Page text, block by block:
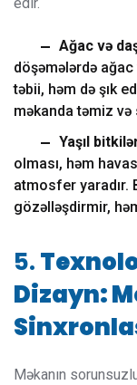
Ağac və
döşəmələrdə ağac
təbii, həm də şık
məkanda təmiz və
Yaşıl
olması, həm
atmosfer yaradır.
gözəlləşdirmir,
5.
Dizayn:
Məkanın